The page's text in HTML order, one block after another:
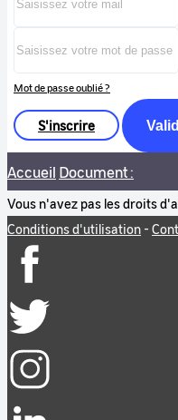
Mot de passe oublié ?
S'inscrire
Accueil Document :
Vous n'avez pas les droits
Conditions d'utilisation -